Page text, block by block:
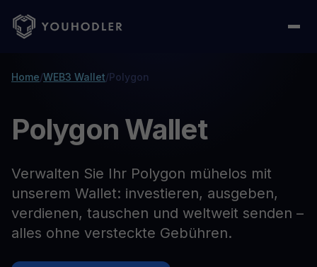
Home/WEB3 Wallet/Polygon
Polygon Wallet
Verwalten Sie Ihr Polygon mühelos mit
unserem Wallet: investieren, ausgeben,
verdienen, tauschen und weltweit senden –
alles ohne versteckte Gebühren.